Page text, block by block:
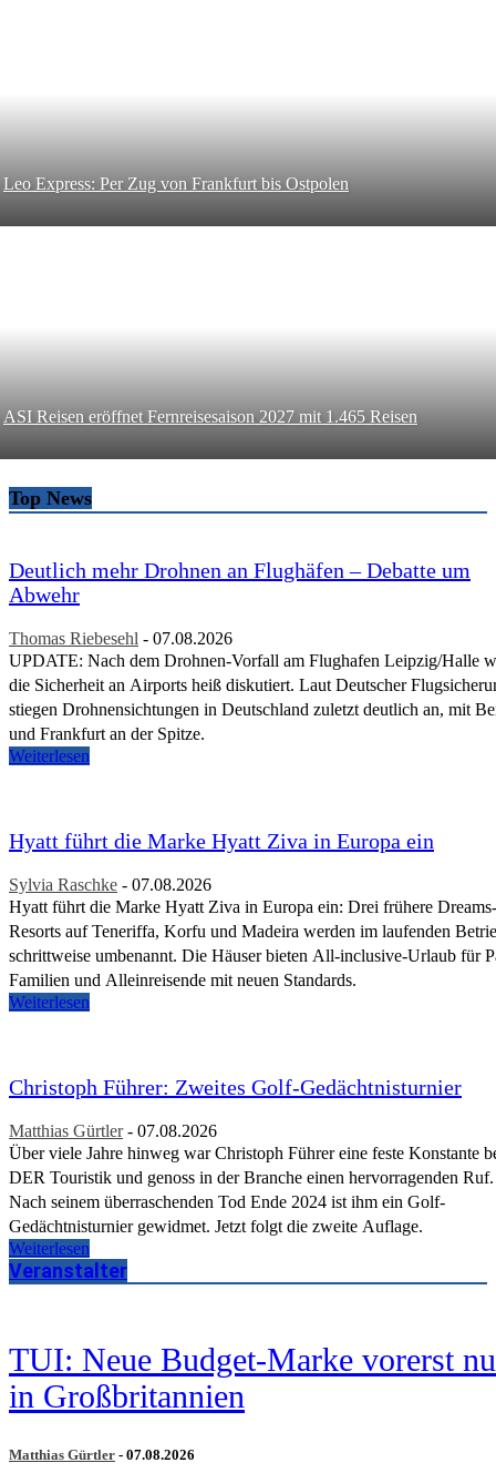
Leo Express: Per Zug von Frankfurt bis Ostpolen
ASI Reisen eröffnet Fernreisesaison 2027 mit 1.465 Reisen
Top News
Deutlich mehr Drohnen an Flughäfen – Debatte um
Abwehr
Thomas Riebesehl - 07.08.2026
UPDATE: Nach dem Drohnen-Vorfall am Flughafen Leipzig/Halle
die Sicherheit an Airports heiß diskutiert. Laut Deutscher
stiegen Drohnensichtungen in Deutschland zuletzt deutlich an, mit
und Frankfurt an der Spitze.
Weiterlesen
Hyatt führt die Marke Hyatt Ziva in Europa ein
Sylvia Raschke - 07.08.2026
Hyatt führt die Marke Hyatt Ziva in Europa ein: Drei frühere Dreams-
Resorts auf Teneriffa, Korfu und Madeira werden im laufenden
schrittweise umbenannt. Die Häuser bieten All-inclusive-Urlaub für
Familien und Alleinreisende mit neuen Standards.
Weiterlesen
Christoph Führer: Zweites Golf-Gedächtnisturnier
Matthias Gürtler - 07.08.2026
Über viele Jahre hinweg war Christoph Führer eine feste Konstante
DER Touristik und genoss in der Branche einen hervorragenden Ruf.
Nach seinem überraschenden Tod Ende 2024 ist ihm ein Golf-
Gedächtnisturnier gewidmet. Jetzt folgt die zweite Auflage.
Weiterlesen
Veranstalter
TUI: Neue Budget-Marke vorerst
in Großbritannien
Matthias Gürtler - 07.08.2026